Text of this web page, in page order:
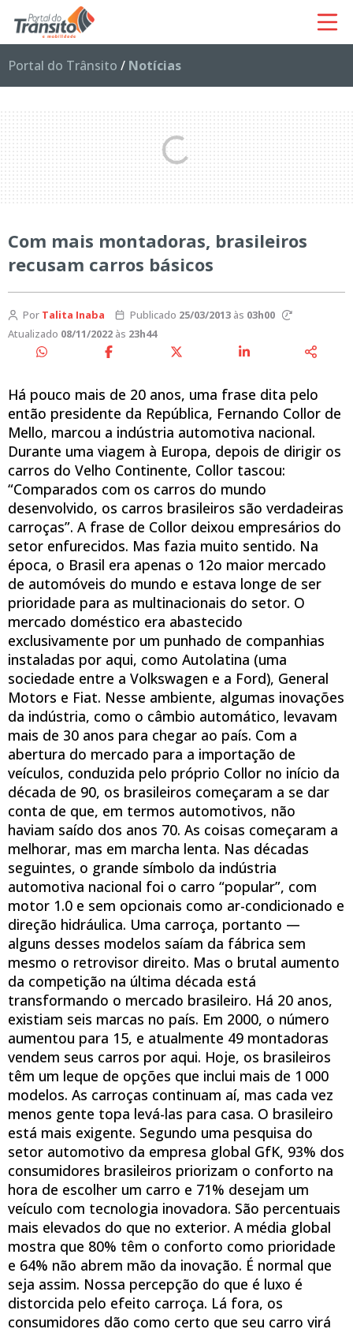
Portal do Trânsito / Notícias
Com mais montadoras, brasileiros
recusam carros básicos
Por Talita Inaba Publicado 25/03/2013às 03h00
Atualizado 08/11/2022 às 23h44
Há pouco mais de 20 anos, uma frase dita pelo
então presidente da República, Fernando Collor de
Mello, marcou a indústria automotiva nacional.
Durante uma viagem à Europa, depois de dirigir os
carros do Velho Continente, Collor tascou:
“Comparados com os carros do mundo
desenvolvido, os carros brasileiros são verdadeiras
carroças”. A frase de Collor deixou empresários do
setor enfurecidos. Mas fazia muito sentido. Na
época, o Brasil era apenas o 12o maior mercado
de automóveis do mundo e estava longe de ser
prioridade para as multinacionais do setor. O
mercado doméstico era abastecido
exclusivamente por um punhado de companhias
instaladas por aqui, como Autolatina (uma
sociedade entre a Volkswagen e a Ford), General
Motors e Fiat. Nesse ambiente, algumas inovações
da indústria, como o câmbio automático, levavam
mais de 30 anos para chegar ao país. Com a
abertura do mercado para a importação de
veículos, conduzida pelo próprio Collor no início da
década de 90, os brasileiros começaram a se dar
conta de que, em termos automotivos, não
haviam saído dos anos 70. As coisas começaram a
melhorar, mas em marcha lenta. Nas décadas
seguintes, o grande símbolo da indústria
automotiva nacional foi o carro “popular”, com
motor 1.0 e sem opcionais como ar-condicionado e
direção hidráulica. Uma carroça, portanto —
alguns desses modelos saíam da fábrica sem
mesmo o retrovisor direito. Mas o brutal aumento
da competição na última década está
transformando o mercado brasileiro. Há 20 anos,
existiam seis marcas no país. Em 2000, o número
aumentou para 15, e atualmente 49 montadoras
vendem seus carros por aqui. Hoje, os brasileiros
têm um leque de opções que inclui mais de 1 000
modelos. As carroças continuam aí, mas cada vez
menos gente topa levá-las para casa. O brasileiro
está mais exigente. Segundo uma pesquisa do
setor automotivo da empresa global GfK, 93% dos
consumidores brasileiros priorizam o conforto na
hora de escolher um carro e 71% desejam um
veículo com tecnologia inovadora. São percentuais
mais elevados do que no exterior. A média global
mostra que 80% têm o conforto como prioridade
e 64% não abrem mão da inovação. É normal que
seja assim. Nossa percepção do que é luxo é
distorcida pelo efeito carroça. Lá fora, os
consumidores dão como certo que seu carro virá